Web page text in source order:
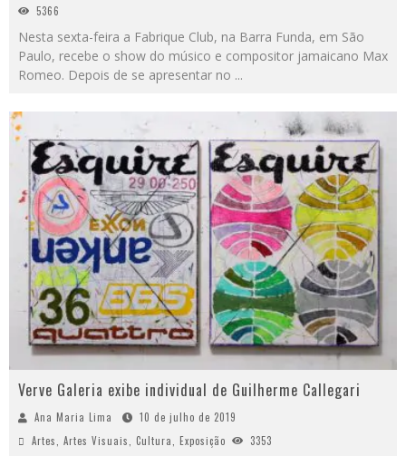
5366
Nesta sexta-feira a Fabrique Club, na Barra Funda, em São
Paulo, recebe o show do músico e compositor jamaicano Max
Romeo. Depois de se apresentar no ...
Verve Galeria exibe individual de Guilherme Callegari
Ana Maria Lima
10 de julho de 2019
Artes
Artes Visuais Cultura Exposição 3353